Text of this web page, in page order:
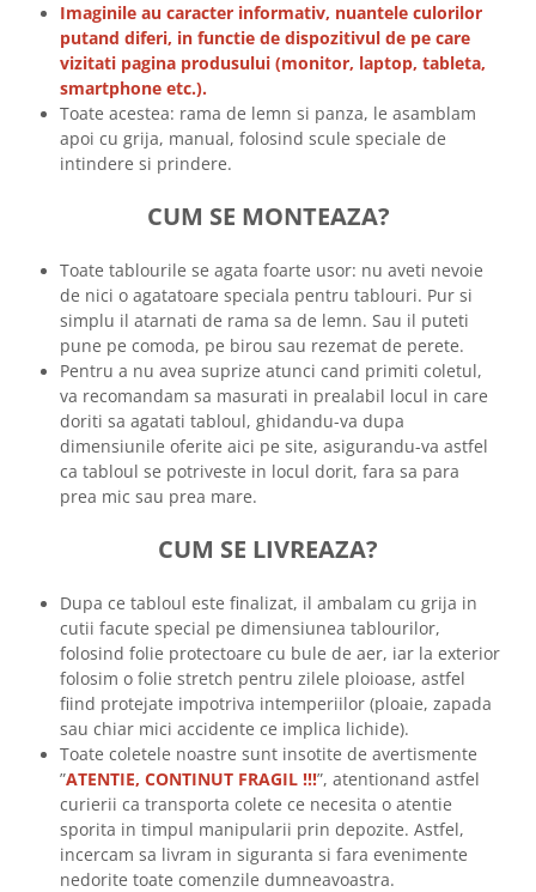
Imaginile au caracter informativ, nuantele culorilor
putand diferi, in functie de dispozitivul de pe care
vizitati pagina produsului (monitor, laptop, tableta,
smartphone etc.).
Toate acestea: rama de lemn si panza, le asamblam
apoi cu grija, manual, folosind scule speciale de
intindere si prindere.
CUM SE MONTEAZA?
Toate tablourile se agata foarte usor: nu aveti nevoie
de nici o agatatoare speciala pentru tablouri. Pur si
simplu il atarnati de rama sa de lemn. Sau il puteti
pune pe comoda, pe birou sau rezemat de perete.
Pentru a nu avea suprize atunci cand primiti coletul,
va recomandam sa masurati in prealabil locul in care
doriti sa agatati tabloul, ghidandu-va dupa
dimensiunile oferite aici pe site, asigurandu-va astfel
ca tabloul se potriveste in locul dorit, fara sa para
prea mic sau prea mare.
CUM SE LIVREAZA?
Dupa ce tabloul este finalizat, il ambalam cu grija in
cutii facute special pe dimensiunea tablourilor,
folosind folie protectoare cu bule de aer, iar la exterior
folosim o folie stretch pentru zilele ploioase, astfel
fiind protejate impotriva intemperiilor (ploaie, zapada
sau chiar mici accidente ce implica lichide).
Toate coletele noastre sunt insotite de avertismente
”ATENTIE, CONTINUT FRAGIL !!!”, atentionand astfel
curierii ca transporta colete ce necesita o atentie
sporita in timpul manipularii prin depozite. Astfel,
incercam sa livram in siguranta si fara evenimente
nedorite toate comenzile dumneavoastra.